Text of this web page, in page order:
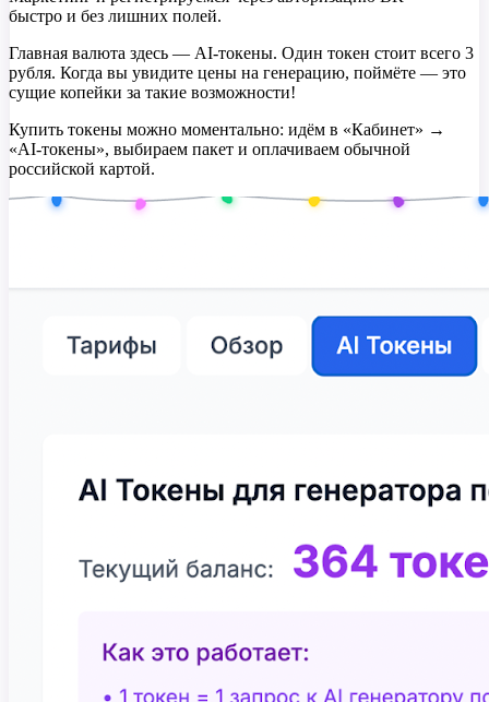
быстро и без лишних полей.
Главная валюта здесь — AI-токены. Один токен стоит всего 3
рубля. Когда вы увидите цены на генерацию, поймёте — это
сущие копейки за такие возможности!
Купить токены можно моментально: идём в «Кабинет» →
«AI-токены», выбираем пакет и оплачиваем обычной
российской картой.